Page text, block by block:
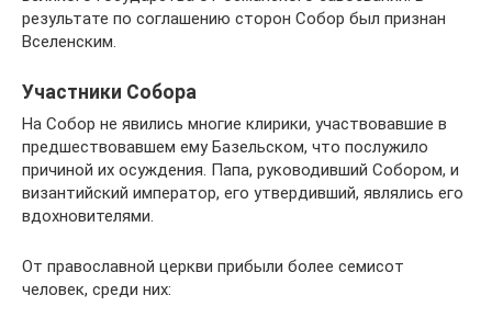
результате по соглашению сторон Собор был признан
Вселенским.
Участники Собора
На Собор не явились многие клирики, участвовавшие в
предшествовавшем ему Базельском, что послужило
причиной их осуждения. Папа, руководивший Собором, и
византийский император, его утвердивший, являлись его
вдохновителями.
От православной церкви прибыли более семисот
человек, среди них: